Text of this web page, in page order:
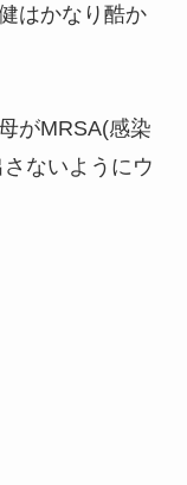
はかなり酷か
がMRSA(感染
ないようにウ